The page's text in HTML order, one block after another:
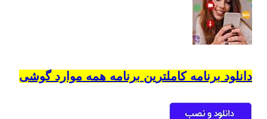
دانلود برنامه کاملترین برنامه همه موارد گوشی